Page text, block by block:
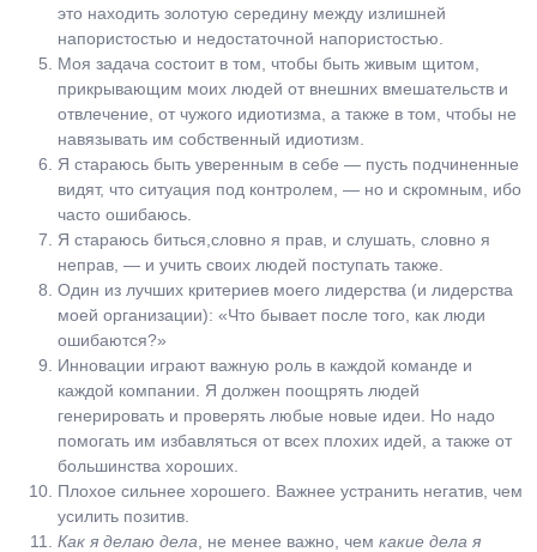
это находить золотую середину между излишней
напористостью и недостаточной напористостью.
Моя задача состоит в том, чтобы быть живым щитом,
прикрывающим моих людей от внешних вмешательств и
отвлечение, от чужого идиотизма, а также в том, чтобы не
навязывать им собственный идиотизм.
Я стараюсь быть уверенным в себе — пусть подчиненные
видят, что ситуация под контролем, — но и скромным, ибо
часто ошибаюсь.
Я стараюсь биться,словно я прав, и слушать, словно я
неправ, — и учить своих людей поступать также.
Один из лучших критериев моего лидерства (и лидерства
моей организации): «Что бывает после того, как люди
ошибаются?»
Инновации играют важную роль в каждой команде и
каждой компании. Я должен поощрять людей
генерировать и проверять любые новые идеи. Но надо
помогать им избавляться от всех плохих идей, а также от
большинства хороших.
Плохое сильнее хорошего. Важнее устранить негатив, чем
усилить позитив.
Как я делаю дела , не менее важно, чем какие дела я